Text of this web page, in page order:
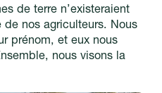
de terre n’existeraient
de nos agriculteurs. Nous
prénom, et eux nous
nous visons la